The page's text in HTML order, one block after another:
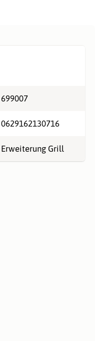
699007
0629162130716
Erweiterung Grill